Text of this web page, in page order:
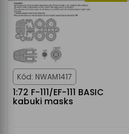
Kód: NWAM1417
1:72 F-111/EF-111 BASIC
kabuki masks